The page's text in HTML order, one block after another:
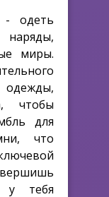
- одеть
миры.
чтобы
для
что
у тебя